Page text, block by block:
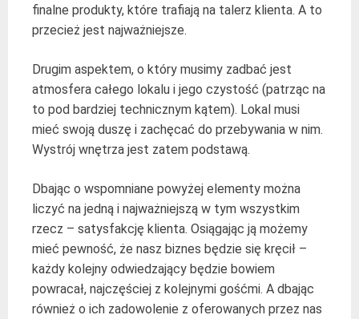
finalne produkty, które trafiają na talerz klienta. A to
przecież jest najważniejsze.
Drugim aspektem, o który musimy zadbać jest
atmosfera całego lokalu i jego czystość (patrząc na
to pod bardziej technicznym kątem). Lokal musi
mieć swoją duszę i zachęcać do przebywania w nim.
Wystrój wnętrza jest zatem podstawą.
Dbając o wspomniane powyżej elementy można
liczyć na jedną i najważniejszą w tym wszystkim
rzecz – satysfakcję klienta. Osiągając ją możemy
mieć pewność, że nasz biznes będzie się kręcił –
każdy kolejny odwiedzający będzie bowiem
powracał, najczęściej z kolejnymi gośćmi. A dbając
również o ich zadowolenie z oferowanych przez nas